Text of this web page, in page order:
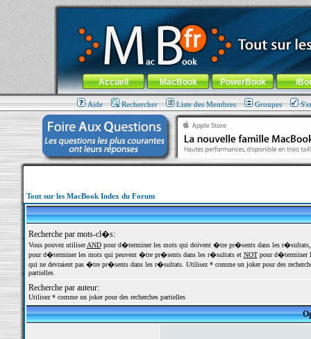
MacBook-fr.com : 100% Apple... 100% nomade !
Aller au contenu-Aller au menu général-Aller au menu de
Menu général
Accueil MacBook PowerBook
Aide Rechercher Liste des Membres Groupes
Tout sur les MacBook Index du Forum
Recherche par mots-cl�s:
Vous pouvez utiliserANDpour d�terminer les mots qui doivent �tre pr�sents dans les
pour d�terminer les mots qui peuvent �tre pr�sents dans les r�sultats et NOTpour d�terminer
qui ne devraient pas �tre pr�sents dans les r�sultats. Utilisez * comme un joker pour des
partielles
Recherche par auteur:
Utilisez * comme un joker pour des recherches partielles